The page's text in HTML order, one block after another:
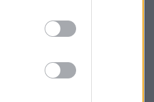
όλων των
ΤΕΙ.